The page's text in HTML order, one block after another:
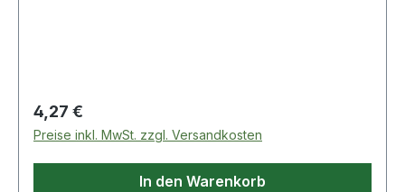
Regulärer Preis:
4,27 €
Preise inkl. MwSt. zzgl. Versandkosten
In den Warenkorb